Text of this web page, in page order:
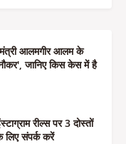
आलमगीर आलम के
जानिए किस केस में है
रील्स पर 3 दोस्तों
लिए संपर्क करें